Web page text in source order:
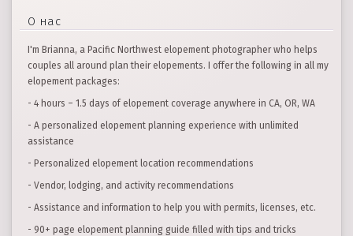
О нас
I'm Brianna, a Pacific Northwest elopement photographer who helps
couples all around plan their elopements. I offer the following in all my
elopement packages:
- 4 hours – 1.5 days of elopement coverage anywhere in CA, OR, WA
- A personalized elopement planning experience with unlimited
assistance
- Personalized elopement location recommendations
- Vendor, lodging, and activity recommendations
- Assistance and information to help you with permits, licenses, etc.
- 90+ page elopement planning guide filled with tips and tricks